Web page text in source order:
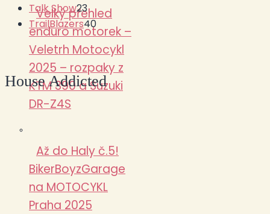
Velký přehled
enduro motorek –
Veletrh Motocykl
2025 – rozpaky z
KTM 390 a Suzuki
DR-Z4S
Až do Haly č.5!
BikerBoyzGarage
na MOTOCYKL
Praha 2025
Talk Show23
TrailBlazers40
House Addicted